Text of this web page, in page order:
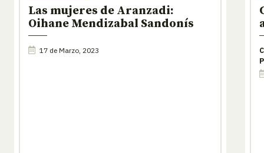
Las mujeres de Aranzadi:
Oihane Mendizabal Sandonís
17 de Marzo, 2023